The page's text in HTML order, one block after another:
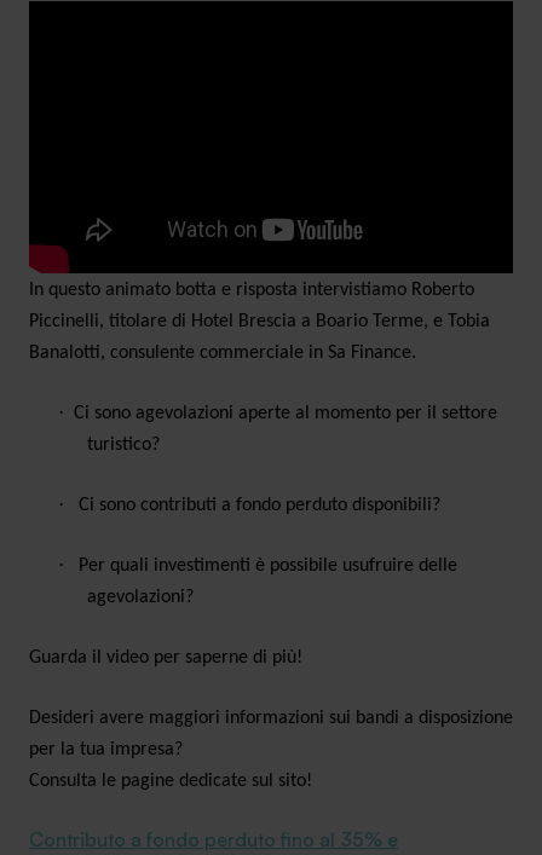
+030.3540104
info@safinance.it
all'Oam n.M336
In questo animato botta e risposta intervistiamo Roberto
Piccinelli, titolare di Hotel Brescia a Boario Terme, e Tobia
Banalotti, consulente commerciale in Sa Finance.
· Ci sono agevolazioni aperte al momento per il settore
turistico?
· Ci sono contributi a fondo perduto disponibili?
·
Per quali investimenti è possibile usufruire delle
agevolazioni?
Guarda il video per saperne di più!
Desideri avere maggiori informazioni sui bandi a disposizione
per la tua impresa?
Consulta le pagine dedicate sul sito!
Contributo a fondo perduto fino al 35% e